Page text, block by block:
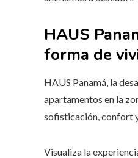
HAUS
forma de
HAUS Panamá, la
apartamentos en la
sofisticación, confort
Visualiza la